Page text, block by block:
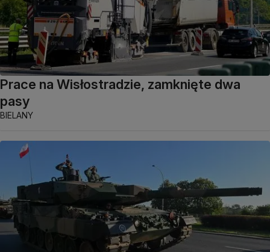
Prace na Wisłostradzie, zamknięte dwa
pasy
BIELANY